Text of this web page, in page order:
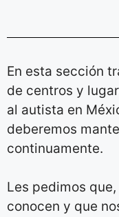
En esta sección
de centros y
al autista en
deberemos
continuamente.
Les pedimos
conocen y que